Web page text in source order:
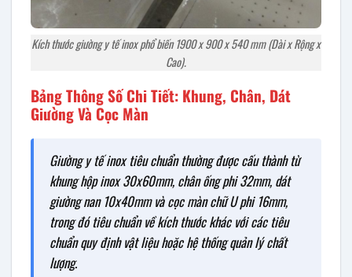
Kích thước giường y tế inox phổ biến 1900 x 900 x 540 mm (Dài x Rộng x
Cao).
Bảng Thông Số Chi Tiết: Khung, Chân, Dát
Giường Và Cọc Màn
Giường y tế inox tiêu chuẩn thường được cấu thành từ
khung hộp inox 30x60mm, chân ống phi 32mm, dát
giường nan 10x40mm và cọc màn chữ U phi 16mm,
trong đó tiêu chuẩn về kích thước khác với các tiêu
chuẩn quy định vật liệu hoặc hệ thống quản lý chất
lượng.